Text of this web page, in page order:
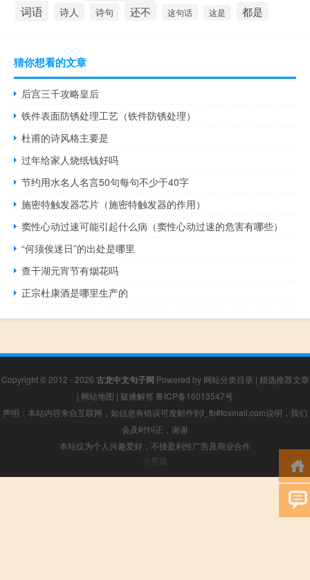
词语 诗人 诗句 还不 这句话 这是 都是
猜你想看的文章
后宫三千攻略皇后
铁件表面防锈处理工艺（铁件防锈处理）
杜甫的诗风格主要是
过年给家人烧纸钱好吗
节约用水名人名言50句每句不少于40字
施密特触发器芯片（施密特触发器的作用）
窦性心动过速可能引起什么病（窦性心动过速的危害有哪些）
“何须俟迷日”的出处是哪里
查干湖元宵节有烟花吗
正宗杜康酒是哪里生产的
Copyright © 2012 - 2026 古龙中文句子网 Powered by 网站分类目录 | 精选推荐文章
| 网站地图 | 疑难解答 鲁ICP备16013547号
声明：本站内容来自互联网，如信息有错误可发邮件到f_fb#foxmail.com说明，我们
会及时纠正，谢谢
本站仅为个人兴趣爱好，不接盈利性广告及商业合作
小男孩